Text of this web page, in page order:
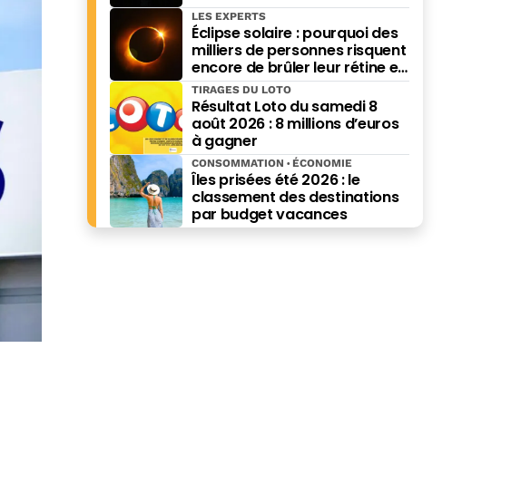
Éclipse solaire : pourquoi des
milliers de personnes risquent
encore de brûler leur rétine en
pensant bien faire
LES EXPERTS
Résultat Loto du samedi 8
août 2026 : 8 millions d’euros
à gagner
TIRAGES DU LOTO
Îles prisées été 2026 : le
classement des destinations
par budget vacances
CONSOMMATION ÉCONOMIE